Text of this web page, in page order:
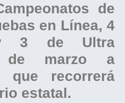
de
en Línea, 4
y 3 de Ultra
de marzo a
que recorrerá
estatal.